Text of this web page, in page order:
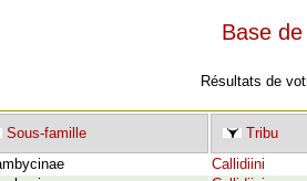
Base
Résultats de
Sous-famille
Tribu
Callidiini